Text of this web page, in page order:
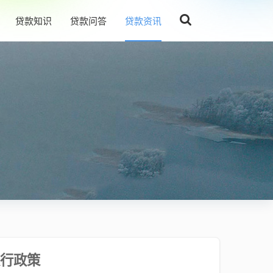
贷款知识 贷款问答 贷款资讯
政策